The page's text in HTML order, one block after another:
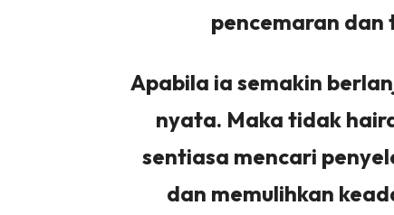
pencemaran dan
Apabila ia semakin
nyata. Maka tidak
sentiasa mencari
dan memulihkan